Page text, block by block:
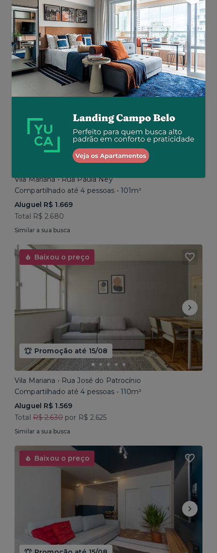
Aluguel R$ 1.777
Total R$ 2.843
Similar a sua busca
Em breve
Vila Mariana • Rua Paula Ney
Compartilhado até 4 pessoas • 101m²
Aluguel R$ 1.669
Total R$ 2.680
Similar a sua busca
Baixou o preço
Promoção até 15/08
Vila Mariana • Rua José do Patrocínio
Compartilhado até 4 pessoas • 110m²
Aluguel R$ 1.569
Total R$ 2.630por R$ 2.625
Similar a sua busca
Baixou o preço